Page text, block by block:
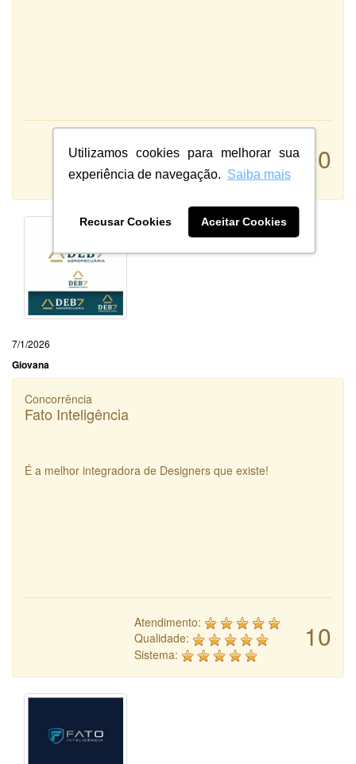
Utilizamos cookies para melhorar sua
experiência de navegação. Saiba mais
Recusar Cookies Aceitar Cookies
10
Atendimento:
Qualidade:
Sistema:
7/1/2026
Giovana
Concorrência
Fato Inteligência
É a melhor integradora de Designers que existe!
10
Atendimento:
Qualidade:
Sistema: